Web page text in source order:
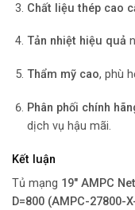
Chất liệu thép cao
Tản nhiệt hiệu quả
Thẩm mỹ cao, phù
Phân phối chính
dịch vụ hậu mãi.
Kết luận
Tủ mạng 19″ AMPC
D=800 (AMPC-27800-